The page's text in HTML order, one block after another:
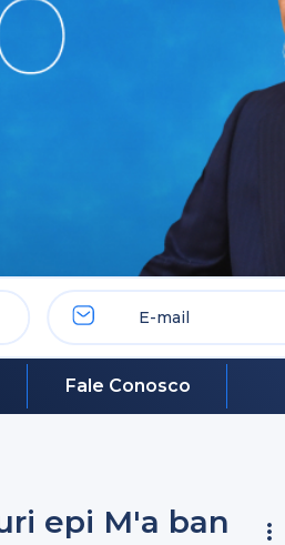
Fale Conosco
epi M'a ban